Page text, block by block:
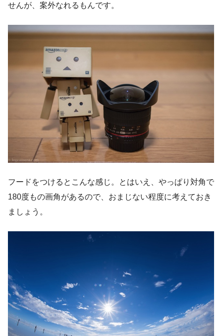
せんが、案外なれるもんです。
フードをつけるとこんな感じ。とはいえ、やっぱり対角で
180度もの画角があるので、おまじない程度に考えておき
ましょう。